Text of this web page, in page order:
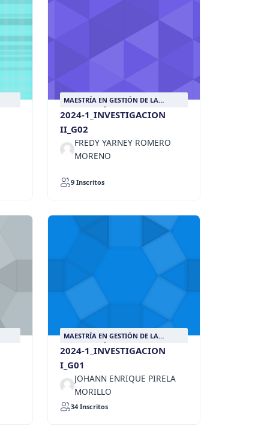
MAESTRÍA EN GESTIÓN DE LA
INFORMACIÓN DOCUMENTAL
2024-1_INVESTIGACION
II_G02
FREDY YARNEY ROMERO
MORENO
9 Inscritos
MAESTRÍA EN GESTIÓN DE LA
INFORMACIÓN DOCUMENTAL
2024-1_INVESTIGACION
I_G01
JOHANN ENRIQUE PIRELA
MORILLO
34 Inscritos